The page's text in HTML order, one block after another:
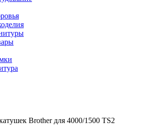
Brother для 4000/1500 TS2